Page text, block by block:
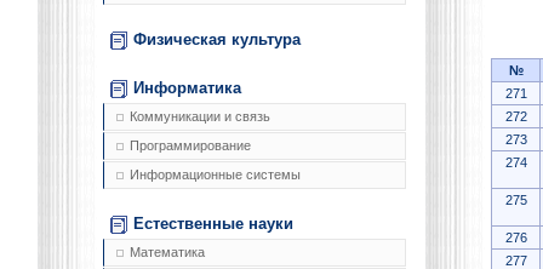
Физическая культура
Информатика
Коммуникации и связь
Программирование
Информационные системы
Естественные науки
Математика
№
271
272
273
274
275
276
277